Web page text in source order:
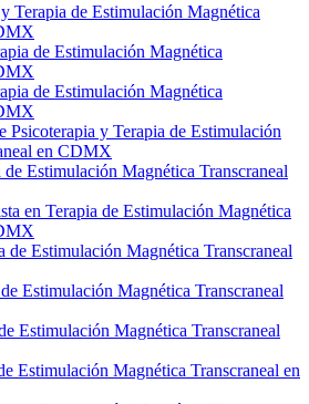
Terapia de Estimulación Magnética
de Estimulación Magnética
de Estimulación Magnética
Psicoterapia y Terapia de Estimulación
en CDMX
Estimulación Magnética Transcraneal
en Terapia de Estimulación Magnética
de Estimulación Magnética Transcraneal
Estimulación Magnética Transcraneal
Estimulación Magnética Transcraneal
Estimulación Magnética Transcraneal en